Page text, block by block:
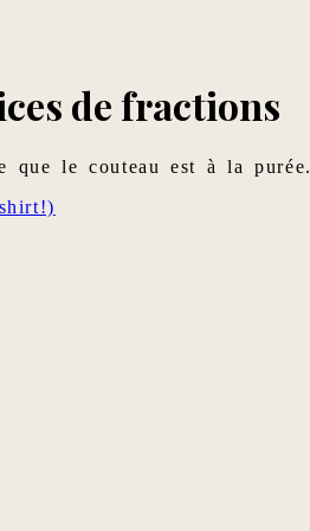
de fractions
que le couteau est à la purée.